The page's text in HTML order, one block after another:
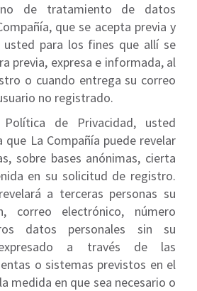
de tratamiento de datos
que se acepta previa y
usted para los fines que allí se
previa, expresa e informada, al
o cuando entrega su correo
no registrado.
de Privacidad, usted
que La Compañía puede revelar
sobre bases anónimas, cierta
en su solicitud de registro.
a terceras personas su
correo electrónico, número
datos personales sin su
expresado a través de las
o sistemas previstos en el
medida en que sea necesario o